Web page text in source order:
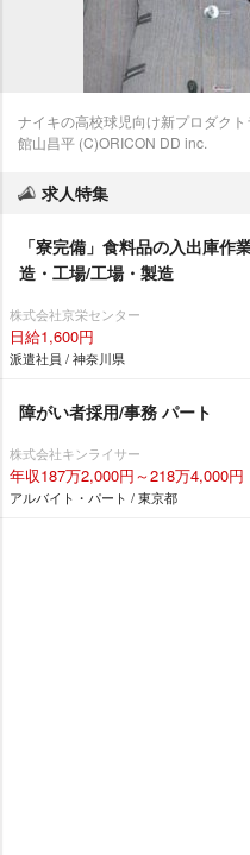
ナイキの高校球児向け新プロダク
館山昌平 (C)ORICON DD inc.
求人特集
「寮完備」食料品の入出庫作
造・工場/工場・製造
株式会社京栄センター
日給1,600円
派遣社員 / 神奈川県
障がい者採用/事務 パート
株式会社キンライサー
年収187万2,000円～218万4,000円
アルバイト・パート / 東京都